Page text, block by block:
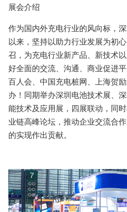
展会介绍
作为国内外充电行业的风向标，
以来，坚持以助力行业发展为初
召，为充电行业新产品、新技术
好全面的交流、沟通、商业促进
百人会、中国充电桩网、上海贺
办！同期举办深圳电池技术展、
能技术及应用展，四展联动，同
业链高峰论坛，推动企业交流合
的实现作出贡献。